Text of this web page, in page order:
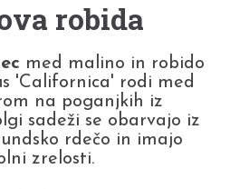
robida
med malino in robido
'Californica' rodi med
na poganjkih iz
sadeži se obarvajo iz
rdečo in imajo
zrelosti.